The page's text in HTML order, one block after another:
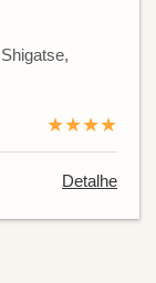
★★★★
Detalhe